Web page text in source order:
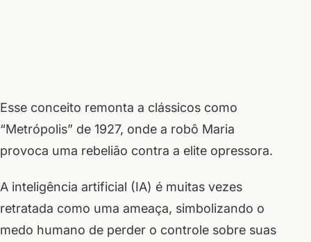
Esse conceito remonta a clássicos como
“Metrópolis” de 1927, onde a robô Maria
provoca uma rebelião contra a elite opressora.
A inteligência artificial (IA) é muitas vezes
retratada como uma ameaça, simbolizando o
medo humano de perder o controle sobre suas